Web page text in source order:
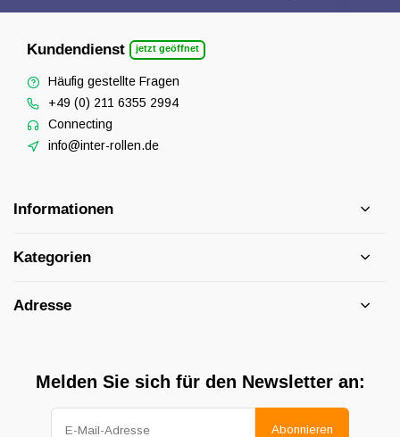
Kundendienst jetzt geöffnet
Häufig gestellte Fragen
+49 (0) 211 6355 2994
Connecting
info@inter-rollen.de
Informationen
Kategorien
Adresse
Melden Sie sich für den Newsletter an:
Abonnieren